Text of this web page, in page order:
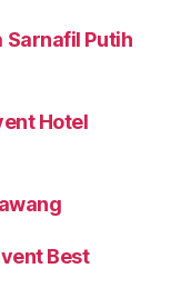
Sarnafil Putih
Hotel
Best